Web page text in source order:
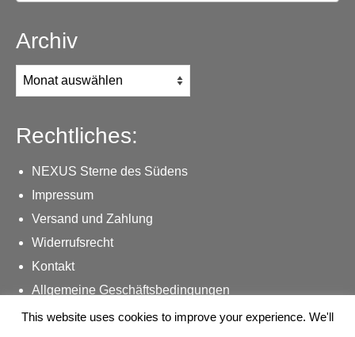
Archiv
Archiv
Rechtliches:
NEXUS Sterne des Südens
Impressum
Versand und Zahlung
Widerrufsrecht
Kontakt
Allgemeine Geschäftsbedingungen
Datenschutzerklärung
This website uses cookies to improve your experience. We'll